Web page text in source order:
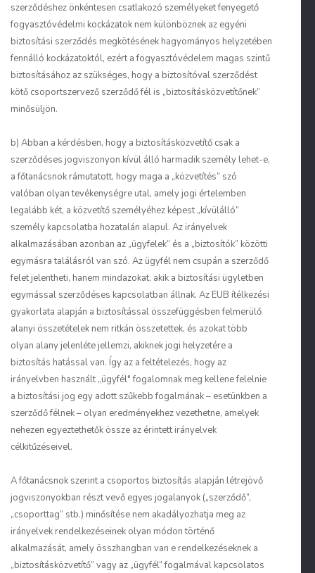
szerződéshez önkéntesen csatlakozó személyeket fenyegető
fogyasztóvédelmi kockázatok nem különböznek az egyéni
biztosítási szerződés megkötésének hagyományos helyzetében
fennálló kockázatoktól, ezért a fogyasztóvédelem magas szintű
biztosításához az szükséges, hogy a biztosítóval szerződést
kötő csoportszervező szerződő fél is „biztosításközvetítőnek”
minősüljön.
b) Abban a kérdésben, hogy a biztosításközvetítő csak a
szerződéses jogviszonyon kívül álló harmadik személy lehet-e,
a főtanácsnok rámutatott, hogy maga a „közvetítés” szó
valóban olyan tevékenységre utal, amely jogi értelemben
legalább két, a közvetítő személyéhez képest „kívülálló”
személy kapcsolatba hozatalán alapul. Az irányelvek
alkalmazásában azonban az „ügyfelek” és a „biztosítók” közötti
egymásra találásról van szó. Az ügyfél nem csupán a szerződő
felet jelentheti, hanem mindazokat, akik a biztosítási ügyletben
egymással szerződéses kapcsolatban állnak. Az EUB ítélkezési
gyakorlata alapján a biztosítással összefüggésben felmerülő
alanyi összetételek nem ritkán összetettek, és azokat több
olyan alany jelenléte jellemzi, akiknek jogi helyzetére a
biztosítás hatással van. Így az a feltételezés, hogy az
irányelvben használt „ügyfél" fogalomnak meg kellene felelnie
a biztosítási jog egy adott szűkebb fogalmának – esetünkben a
szerződő félnek – olyan eredményekhez vezethetne, amelyek
nehezen egyeztethetők össze az érintett irányelvek
célkitűzéseivel.
A főtanácsnok szerint a csoportos biztosítás alapján létrejövő
jogviszonyokban részt vevő egyes jogalanyok („szerződő”,
„csoporttag” stb.) minősítése nem akadályozhatja meg az
irányelvek rendelkezéseinek olyan módon történő
alkalmazását, amely összhangban van e rendelkezéseknek a
„biztosításközvetítő” vagy az „ügyfél” fogalmával kapcsolatos